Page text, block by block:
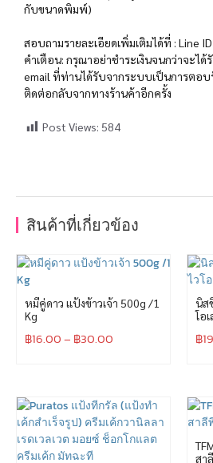
กับขนาดพิมพ์)
สอบถามรายละเอียดเพิ่มเติมได้ที่ : Line
คำเตือน: กรุณาอย่าชำระเงินจนกว่าจะไ
email ที่ท่านได้รับจากระบบเป็นการตอ
ติดต่อกลับจากทางร้านค้าอีกครั้ง
Post Views: 584
สินค้าที่เกี่ยวข้อง
หมีคู่ดาว แป้งข้าวเจ้า 500g /1
Kg
฿16.00– ฿30.00
นิส
โอ
฿
สา